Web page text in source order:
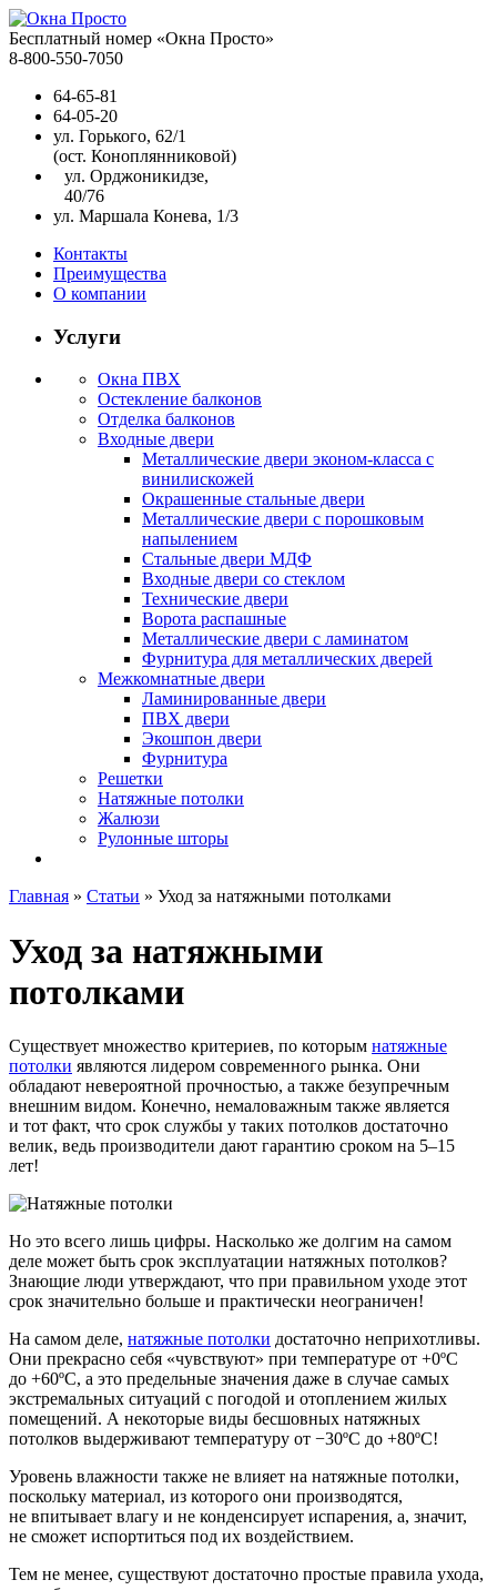
Бесплатный номер «Окна Просто»
8-800-550-7050
64-65-81
64-05-20
ул. Горького, 62/1
(ост. Коноплянниковой)
ул. Орджоникидзе,
40/76
ул. Маршала Конева, 1/3
Контакты
Преимущества
О компании
Услуги
Окна ПВХ
Остекление балконов
Отделка балконов
Входные двери
Металлические двери эконом-класса с
винилискожей
Окрашенные стальные двери
Металлические двери с порошковым
напылением
Стальные двери МДФ
Входные двери со стеклом
Технические двери
Ворота распашные
Металлические двери с ламинатом
Фурнитура для металлических дверей
Межкомнатные двери
Ламинированные двери
ПВХ двери
Экошпон двери
Фурнитура
Решетки
Натяжные потолки
Жалюзи
Рулонные шторы
Главная » Статьи » Уход за натяжными потолками
Уход за натяжными
потолками
Существует множество критериев, по которым натяжные
потолки являются лидером современного рынка. Они
обладают невероятной прочностью, а также безупречным
внешним видом. Конечно, немаловажным также является
и тот факт, что срок службы у таких потолков достаточно
велик, ведь производители дают гарантию сроком на 5–15
лет!
Но это всего лишь цифры. Насколько же долгим на самом
деле может быть срок эксплуатации натяжных потолков?
Знающие люди утверждают, что при правильном уходе этот
срок значительно больше и практически неограничен!
На самом деле, натяжные потолки достаточно неприхотливы.
Они прекрасно себя «чувствуют» при температуре от +0ºС
до +60ºС, а это предельные значения даже в случае самых
экстремальных ситуаций с погодой и отоплением жилых
помещений. А некоторые виды бесшовных натяжных
потолков выдерживают температуру от −30ºС до +80ºС!
Уровень влажности также не влияет на натяжные потолки,
поскольку материал, из которого они производятся,
не впитывает влагу и не конденсирует испарения, а, значит,
не сможет испортиться под их воздействием.
Тем не менее, существуют достаточно простые правила ухода,